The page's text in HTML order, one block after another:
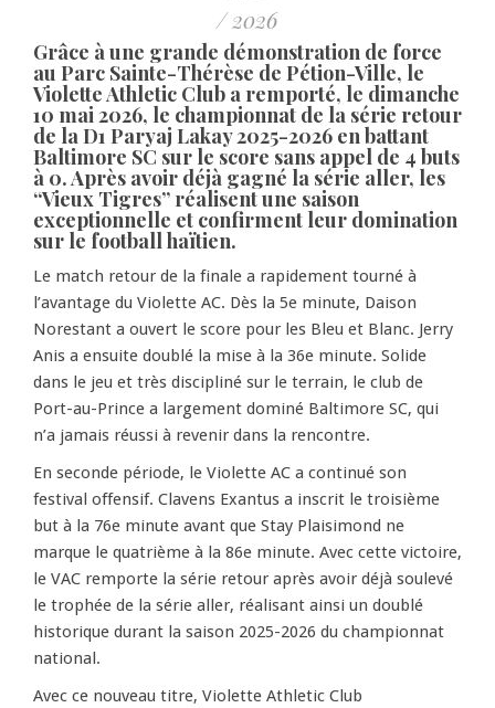
/ 2026
Grâce à une grande démonstration de force
au Parc Sainte-Thérèse de Pétion-Ville, le
Violette Athletic Club a remporté, le dimanche
10 mai 2026, le championnat de la série retour
de la D1 Paryaj Lakay 2025-2026 en battant
Baltimore SC sur le score sans appel de 4 buts
à 0. Après avoir déjà gagné la série aller, les
“Vieux Tigres” réalisent une saison
exceptionnelle et confirment leur domination
sur le football haïtien.
Le match retour de la finale a rapidement tourné à
l’avantage du Violette AC. Dès la 5e minute, Daison
Norestant a ouvert le score pour les Bleu et Blanc. Jerry
Anis a ensuite doublé la mise à la 36e minute. Solide
dans le jeu et très discipliné sur le terrain, le club de
Port-au-Prince a largement dominé Baltimore SC, qui
n’a jamais réussi à revenir dans la rencontre.
En seconde période, le Violette AC a continué son
festival offensif. Clavens Exantus a inscrit le troisième
but à la 76e minute avant que Stay Plaisimond ne
marque le quatrième à la 86e minute. Avec cette victoire,
le VAC remporte la série retour après avoir déjà soulevé
le trophée de la série aller, réalisant ainsi un doublé
historique durant la saison 2025-2026 du championnat
national.
Avec ce nouveau titre, Violette Athletic Club